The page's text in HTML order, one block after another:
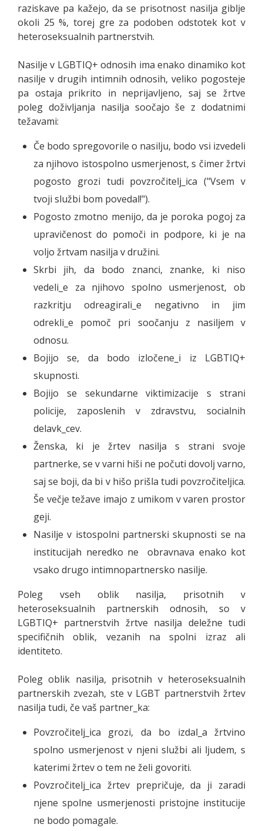
raziskave pa kažejo, da se prisotnost nasilja giblje
okoli 25 %, torej gre za podoben odstotek kot v
heteroseksualnih partnerstvih.
Nasilje v LGBTIQ+ odnosih ima enako dinamiko kot
nasilje v drugih intimnih odnosih, veliko pogosteje
pa ostaja prikrito in neprijavljeno, saj se žrtve
poleg doživljanja nasilja soočajo še z dodatnimi
težavami:
Če bodo spregovorile o nasilju, bodo vsi izvedeli
za njihovo istospolno usmerjenost, s čimer žrtvi
pogosto grozi tudi povzročitelj_ica ("Vsem v
tvoji službi bom povedal!").
Pogosto zmotno menijo, da je poroka pogoj za
upravičenost do pomoči in podpore, ki je na
voljo žrtvam nasilja v družini.
Skrbi jih, da bodo znanci, znanke, ki niso
vedeli_e za njihovo spolno usmerjenost, ob
razkritju odreagirali_e negativno in jim
odrekli_e pomoč pri soočanju z nasiljem v
odnosu.
Bojijo se, da bodo izločene_i iz LGBTIQ+
skupnosti.
Bojijo se sekundarne viktimizacije s strani
policije, zaposlenih v zdravstvu, socialnih
delavk_cev.
Ženska, ki je žrtev nasilja s strani svoje
partnerke, se v varni hiši ne počuti dovolj varno,
saj se boji, da bi v hišo prišla tudi povzročiteljica.
Še večje težave imajo z umikom v varen prostor
geji.
Nasilje v istospolni partnerski skupnosti se na
institucijah neredko ne obravnava enako kot
vsako drugo intimnopartnersko nasilje.
Poleg vseh oblik nasilja, prisotnih v
heteroseksualnih partnerskih odnosih, so v
LGBTIQ+ partnerstvih žrtve nasilja deležne tudi
specifičnih oblik, vezanih na spolni izraz ali
identiteto.
Poleg oblik nasilja, prisotnih v heteroseksualnih
partnerskih zvezah, ste v LGBT partnerstvih žrtev
nasilja tudi, če vaš partner_ka:
Povzročitelj_ica grozi, da bo izdal_a žrtvino
spolno usmerjenost v njeni službi ali ljudem, s
katerimi žrtev o tem ne želi govoriti.
Povzročitelj_ica žrtev prepričuje, da ji zaradi
njene spolne usmerjenosti pristojne institucije
ne bodo pomagale.